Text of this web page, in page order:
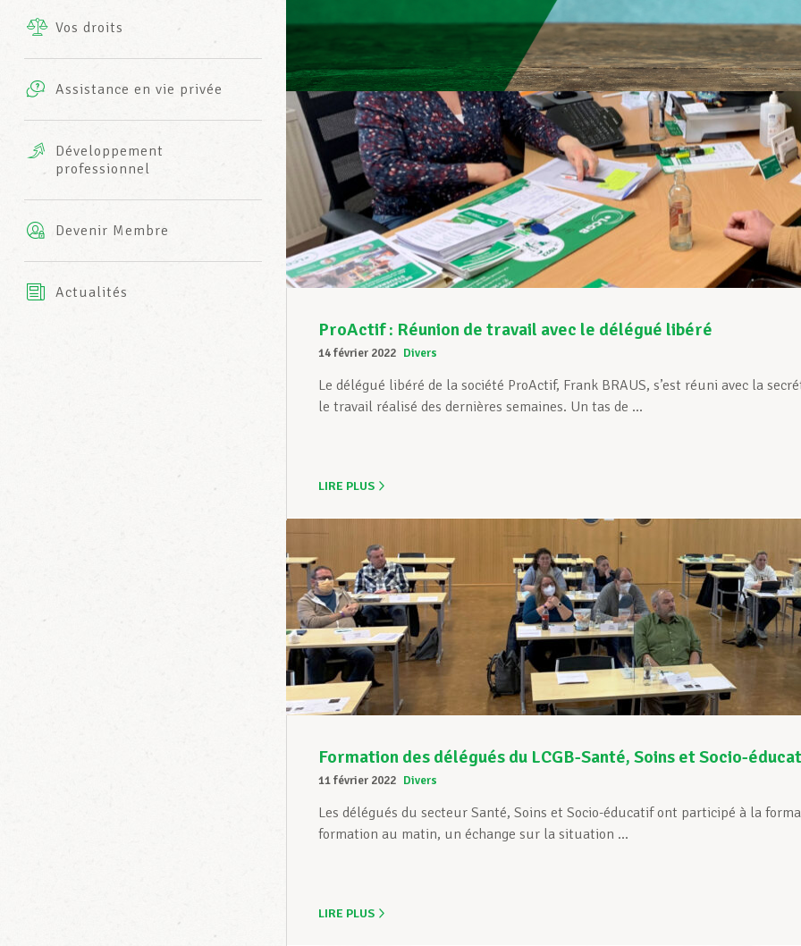
INFO-CENTER
Vos droits
Assistance en vie privée
complémentaires
AXA
Développement
professionnel
Devenir Membre
Actualités
ProActif : Réunion de travail avec le délégué libéré
14 février 2022 Divers
Le délégué libéré de la société ProActif, Frank BRAUS, s’est réuni avec la
le travail réalisé des dernières semaines. Un tas de ...
LIRE PLUS
Formation des délégués du LCGB-Santé, Soins et Socio-
11 février 2022 Divers
Les délégués du secteur Santé, Soins et Socio-éducatif ont participé à la
formation au matin, un échange sur la situation ...
LIRE PLUS